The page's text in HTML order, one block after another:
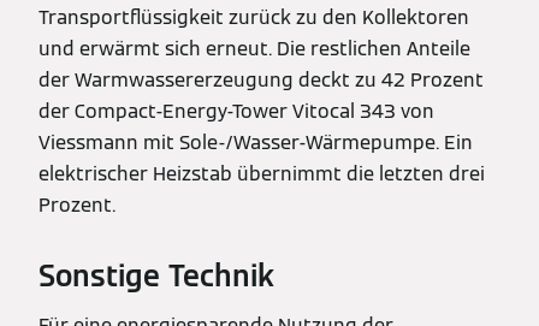
Transportflüssigkeit zurück zu den Kollektoren
und erwärmt sich erneut. Die restlichen Anteile
der Warmwassererzeugung deckt zu 42 Prozent
der Compact-Energy-Tower Vitocal 343 von
Viessmann mit Sole-/Wasser-Wärmepumpe. Ein
elektrischer Heizstab übernimmt die letzten drei
Prozent.
Sonstige Technik